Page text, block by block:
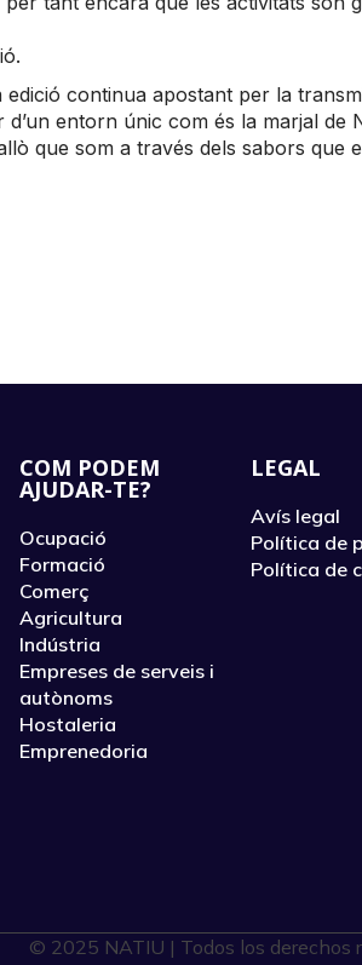
edició continua apostant per la
entorn únic com és la marjal de
que som a través dels sabors que
COM PODEM
AJUDAR-TE?
Ocupació
Formació
Comerç
Agricultura
Indústria
Empreses de serveis i
autònoms
Hostaleria
Emprenedoria
LEGAL
Avís legal
Política de
Política de
© 2025 NATIU | Todos los derechos